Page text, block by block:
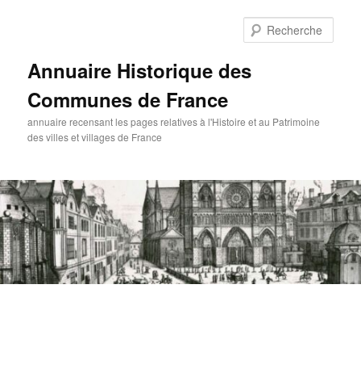
Annuaire Historique des
Communes de France
annuaire recensant les pages relatives à l'Histoire et au Patrimoine
des villes et villages de France